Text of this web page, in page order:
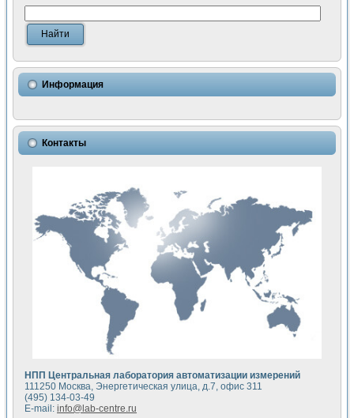
Измерение шумовых параметров операционных
Измерительный преобразователь на основе цифровой
Использование NI LabVIEW для математического
Исследовние возможности создания измерителя ВАХ
Математическое моделирование генератора сигналов -
Применение осциллографического модуля с высоким
Симуляция отклика импульсного радиолокационного
Автоматизация формирования уравнений состояния для
Разработка автоматизированного стенда для измерения
Применение среды LabVIEW для построения картины
Портативная система для определения показателей
Использование LabVIEW для управления источником
Устройство для снятия вольт-амперных характеристик
Передовые научные технологии: нано-, фемто-,
Автоматизированная установка по измерению временных
Автоматизированный лабораторный комплекс на базе
Визуализация моделирования и оптимизации тепловой
Виртуальный прибор для исследования функциональных
Исследование возможности создания экономичного
Исследование кинетики движения макрочастиц в
Метод прогнозирования свойств дисперсных продуктов
Недорогая система управления сверхпроводящим
Применение технологий NI в курсе экспериментальной
Информация
Контакты
НПП Центральная лаборатория автоматизации измерений
111250 Москва, Энергетическая улица, д.7, офис 311
(495) 134-03-49
E-mail: info@lab-centre.ru